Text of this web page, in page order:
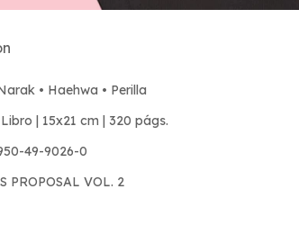
• Haehwa • Perilla
| 15x21 cm | 320 págs.
49-9026-0
PROPOSAL VOL. 2